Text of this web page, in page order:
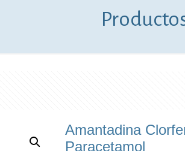
Amantadina
Paracetamol